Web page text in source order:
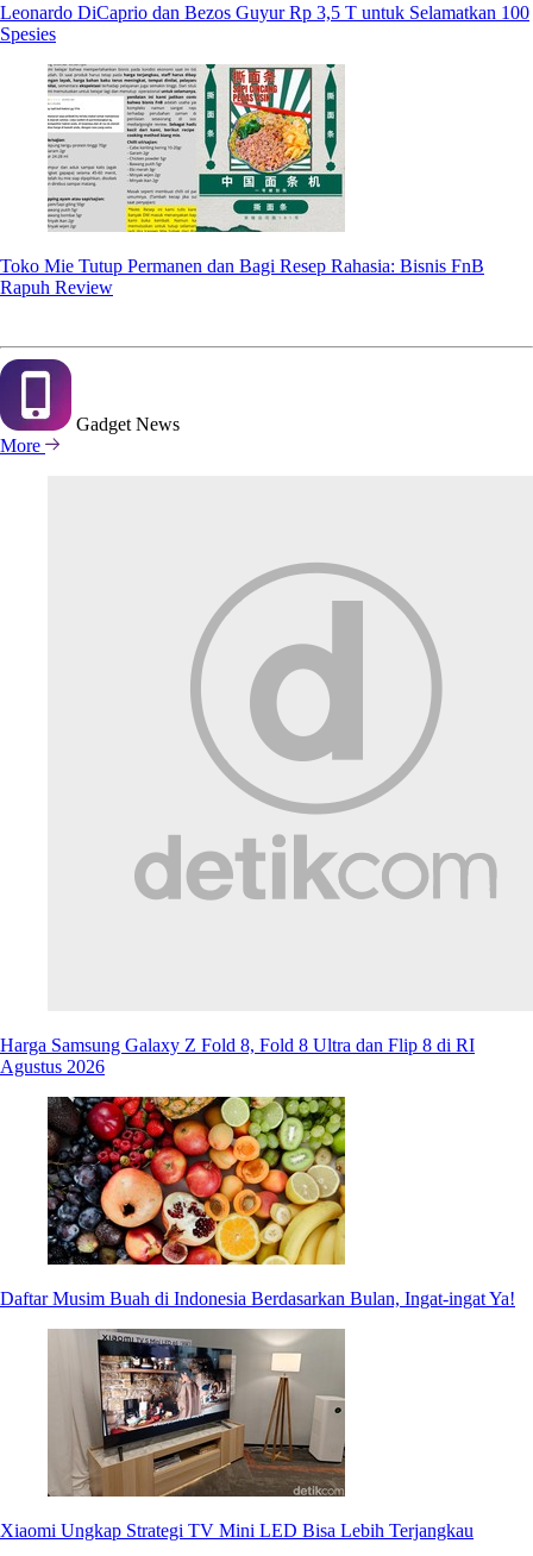
Leonardo DiCaprio dan Bezos Guyur Rp 3,5 T untuk Selamatkan 100
Spesies
Toko Mie Tutup Permanen dan Bagi Resep Rahasia: Bisnis FnB
Rapuh Review
Gadget News
More
Harga Samsung Galaxy Z Fold 8, Fold 8 Ultra dan Flip 8 di RI
Agustus 2026
Daftar Musim Buah di Indonesia Berdasarkan Bulan, Ingat-ingat Ya!
Xiaomi Ungkap Strategi TV Mini LED Bisa Lebih Terjangkau